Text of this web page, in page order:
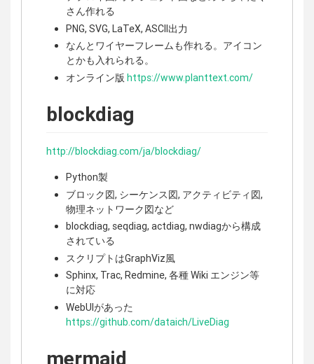
さん作れる
PNG, SVG, LaTeX, ASCII出力
なんとワイヤーフレームも作れる。アイコン
とかも入れられる。
オンライン版 https://www.planttext.com/
blockdiag
http://blockdiag.com/ja/blockdiag/
Python製
ブロック図, シーケンス図, アクティビティ図,
物理ネットワーク図など
blockdiag, seqdiag, actdiag, nwdiagから構成
されている
スクリプトはGraphViz風
Sphinx, Trac, Redmine, 各種 Wiki エンジン等
に対応
WebUIがあった
https://github.com/dataich/LiveDiag
mermaid